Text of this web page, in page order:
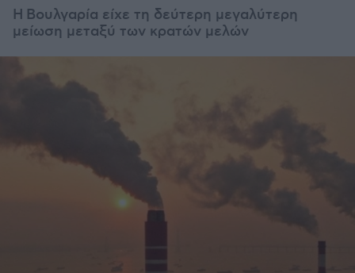
Η Βουλγαρία είχε τη δεύτερη μεγαλύτερη
μείωση μεταξύ των κρατών μελών